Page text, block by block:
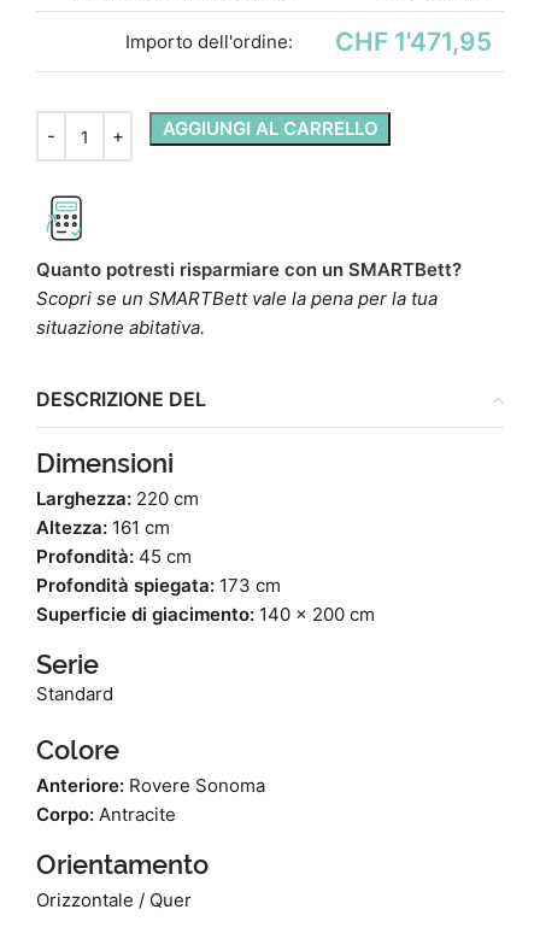
Importo dell'ordine: CHF 1'471,95
AGGIUNGI AL CARRELLO
Quanto potresti risparmiare con un SMARTBett?
Scopri se un SMARTBett vale la pena per la tua
situazione abitativa.
DESCRIZIONE DEL
Dimensioni
Larghezza: 220 cm
Altezza: 161 cm
Profondità: 45 cm
Profondità spiegata: 173 cm
Superficie di giacimento: 140 x 200 cm
Serie
Standard
Colore
Anteriore: Rovere Sonoma
Corpo: Antracite
Orientamento
Orizzontale / Quer